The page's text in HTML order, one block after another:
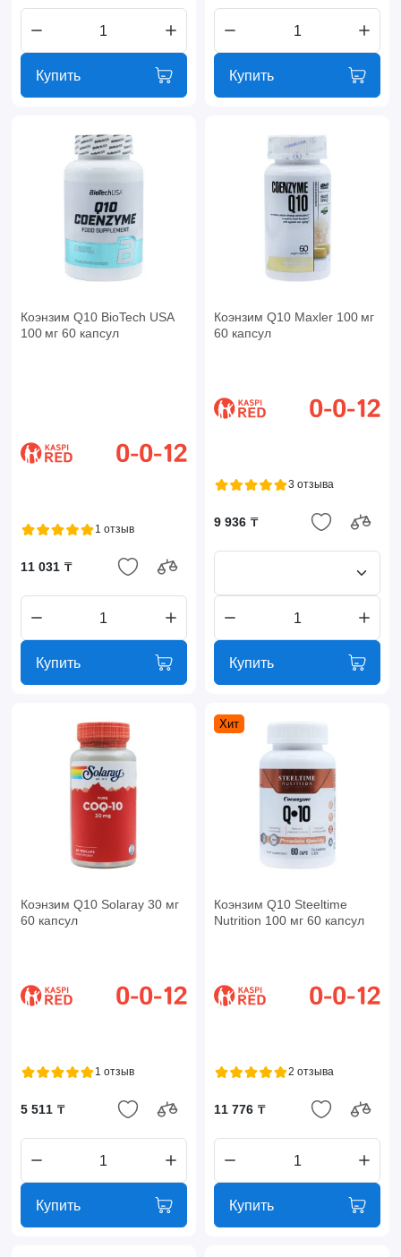
Купить Купить
Коэнзим Q10 BioTech USA
100 мг 60 капсул
1 отзыв
11 031 ₸
Купить
Коэнзим Q10 Maxler 100 мг
60 капсул
3 отзыва
9 936 ₸
Купить
Коэнзим Q10 Solaray 30 мг
60 капсул
1 отзыв
5 511 ₸
Купить
Хит
Коэнзим Q10 Steeltime
Nutrition 100 мг 60 капсул
2 отзыва
11 776 ₸
Купить